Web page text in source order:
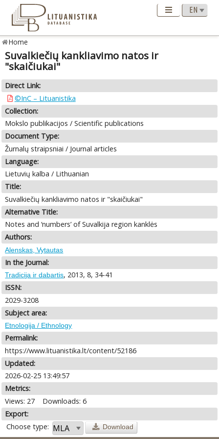
Home
Suvalkiečių kankliavimo natos ir
"skaičiukai"
Direct Link:
©InC – Lituanistika
Collection:
Mokslo publikacijos / Scientific publications
Document Type:
Žurnalų straipsniai / Journal articles
Language:
Lietuvių kalba / Lithuanian
Title:
Suvalkiečių kankliavimo natos ir "skaičiukai"
Alternative Title:
Notes and ‘numbers’ of Suvalkija region kanklės
Authors:
Alenskas, Vytautas
In the Journal:
Tradicija ir dabartis, 2013, 8, 34-41
ISSN:
2029-3208
Subject area:
Etnologija / Ethnology
Permalink:
https://www.lituanistika.lt/content/52186
Updated:
2026-02-25 13:49:57
Metrics:
Views: 27
Downloads: 6
Export:
Choose type:
Download